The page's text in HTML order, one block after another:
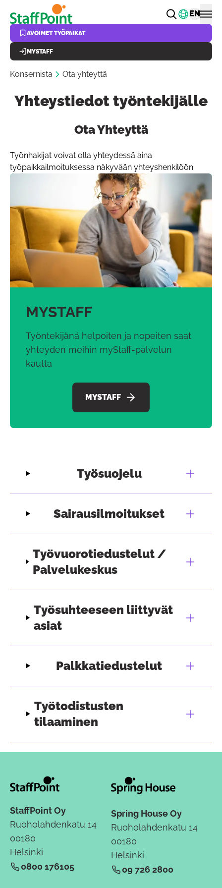
Hyppää pääsisältöön Vaihda
EN
AVOIMET TYÖPAIKAT
MYSTAFF
Konsernista Ota yhteyttä
Yhteystiedot työntekijälle
Ota Yhteyttä
Työnhakijat voivat olla yhteydessä aina
työpaikkailmoituksessa näkyvään yhteyshenkilöön.
MYSTAFF
Työntekijänä helpoiten ja nopeiten saat
yhteyden meihin myStaff-palvelun
kautta
MYSTAFF
Työsuojelu
Sairausilmoitukset
Työvuorotiedustelut /
Palvelukeskus
Työsuhteeseen liittyvät
asiat
Palkkatiedustelut
Työtodistusten
tilaaminen
StaffPoint Oy
Ruoholahdenkatu 14
00180
Helsinki
0800 176105
Spring House Oy
Ruoholahdenkatu 14
00180
Helsinki
09 726 2800